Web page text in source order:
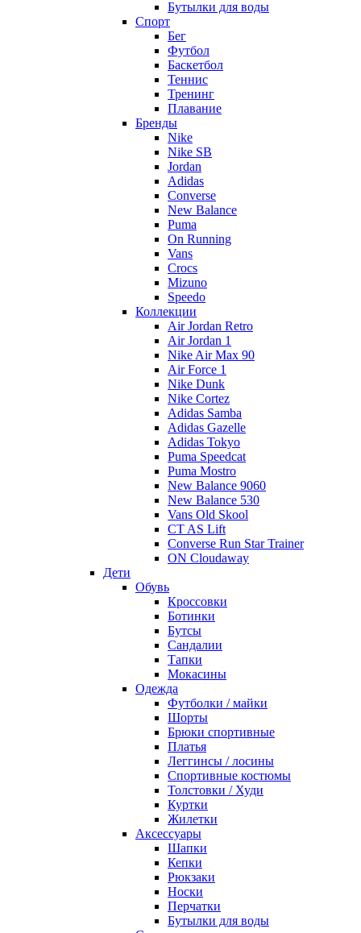
Бутылки для воды
Спорт
Бег
Футбол
Баскетбол
Теннис
Тренинг
Плавание
Бренды
Nike
Nike SB
Jordan
Adidas
Converse
New Balance
Puma
On Running
Vans
Crocs
Mizuno
Speedo
Коллекции
Air Jordan Retro
Air Jordan 1
Nike Air Max 90
Air Force 1
Nike Dunk
Nike Cortez
Adidas Samba
Adidas Gazelle
Adidas Tokyo
Puma Speedcat
Puma Mostro
New Balance 9060
New Balance 530
Vans Old Skool
CT AS Lift
Converse Run Star Trainer
ON Cloudaway
Дети
Обувь
Кроссовки
Ботинки
Бутсы
Сандалии
Тапки
Мокасины
Одежда
Футболки / майки
Шорты
Брюки спортивные
Платья
Леггинсы / лосины
Спортивные костюмы
Толстовки / Худи
Куртки
Жилетки
Аксессуары
Шапки
Кепки
Рюкзаки
Носки
Перчатки
Бутылки для воды